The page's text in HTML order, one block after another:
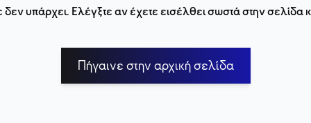
δεν υπάρχει. Ελέγξτε αν έχετε εισέλθει σωστά στην σελίδα
Πήγαινε στην αρχική σελίδα